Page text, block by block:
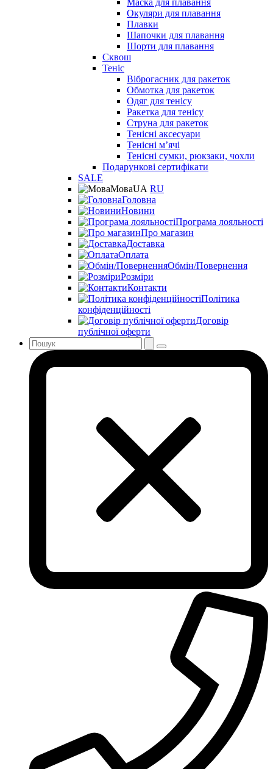
Маска для плавання
Окуляри для плавання
Плавки
Шапочки для плавання
Шорти для плавання
Сквош
Теніс
Віброгасник для ракеток
Обмотка для ракеток
Одяг для тенісу
Ракетка для тенісу
Струна для ракеток
Тенісні аксесуари
Тенісні мʼячі
Тенісні сумки, рюкзаки, чохли
Подарункові сертифікати
SALE
МоваUA RU
Головна
Новини
Програма лояльності
Про магазин
Доставка
Оплата
Обмін/Повернення
Розміри
Контакти
Політика
конфіденційності
Договір
публічної оферти